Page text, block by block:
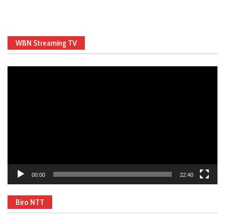
WBN Streaming TV
00:00 22:40
Biro NTT